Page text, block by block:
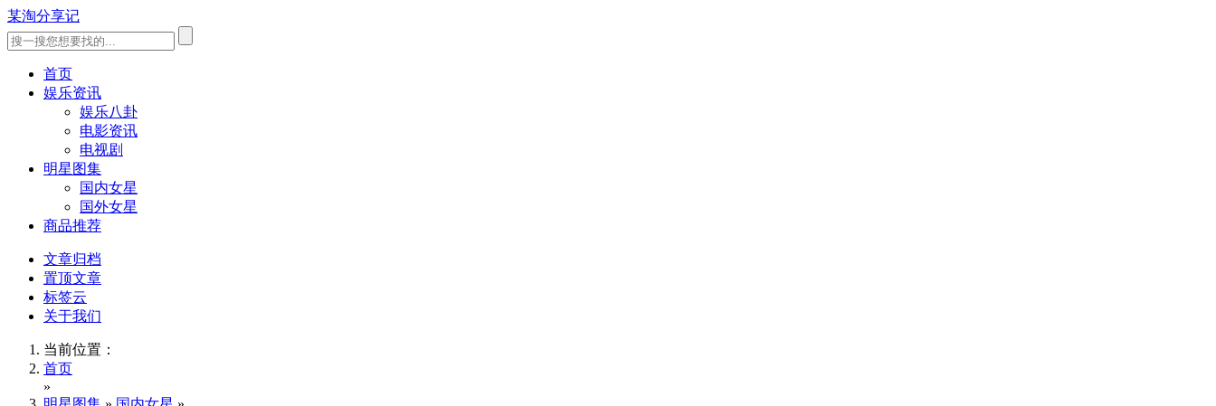
某淘分享记
首页
娱乐资讯
娱乐八卦
电影资讯
电视剧
明星图集
国内女星
国外女星
商品推荐
文章归档
置顶文章
标签云
关于我们
当前位置：
首页
»